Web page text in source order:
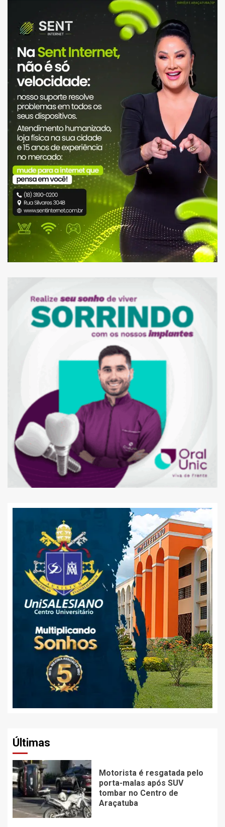
Últimas
Motorista é resgatada pelo
porta-malas após SUV
tombar no Centro de
Araçatuba